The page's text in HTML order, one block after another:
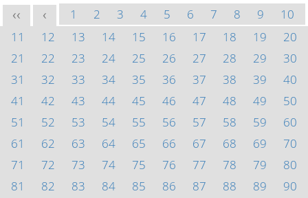
<< < 1 2 3 4 5 6 7 8 9
10
11
12 13 14 15 16 17 18 19
20
21
22 23 24 25 26 27 28 29
30
31
32 33 34 35 36 37 38 39
40
41
42 43 44 45 46 47 48 49
50
51
52 53 54 55 56 57 58 59
60
61
62 63 64 65 66 67 68 69
70
71
72 73 74 75 76 77 78 79
80
81
82 83 84 85 86 87 88 89
90